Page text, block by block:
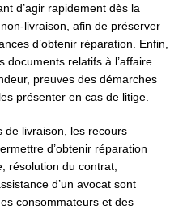
d’agir rapidement dès la
livraison, afin de préserver
d’obtenir réparation. Enfin,
documents relatifs à l’affaire
preuves des démarches
présenter en cas de litige.
de livraison, les recours
d’obtenir réparation
résolution du contrat,
d’un avocat sont
consommateurs et des